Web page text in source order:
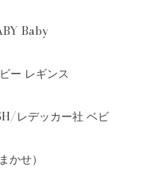
Baby
ー レギンス
レデッカー社 ベビ
かせ）